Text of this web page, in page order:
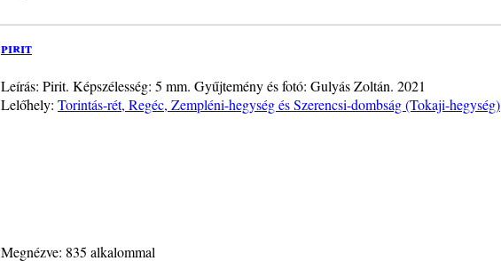
pirit
Leírás: Pirit. Képszélesség: 5 mm. Gyűjtemény és fotó: Gulyás Zoltán. 2021
Lelőhely: Torintás-rét, Regéc, Zempléni-hegység és Szerencsi-dombság (Tokaji-hegység)
Megnézve: 835 alkalommal